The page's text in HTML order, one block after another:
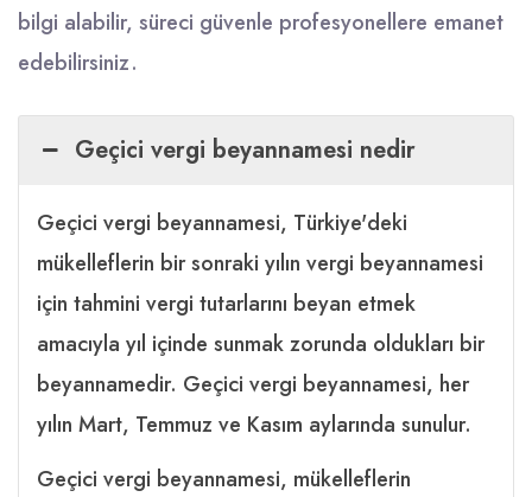
bilgi alabilir, süreci güvenle profesyonellere emanet
edebilirsiniz.
Geçici vergi beyannamesi nedir
Geçici vergi beyannamesi, Türkiye'deki
mükelleflerin bir sonraki yılın vergi beyannamesi
için tahmini vergi tutarlarını beyan etmek
amacıyla yıl içinde sunmak zorunda oldukları bir
beyannamedir. Geçici vergi beyannamesi, her
yılın Mart, Temmuz ve Kasım aylarında sunulur.
Geçici vergi beyannamesi, mükelleflerin